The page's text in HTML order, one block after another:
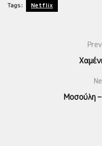
Tags: Netflix
Μοσούλη